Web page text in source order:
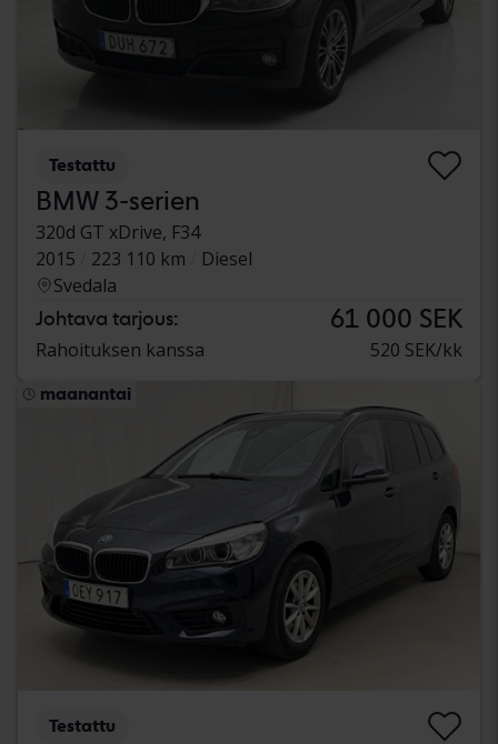
Testattu
BMW 3-serien
320d GT xDrive, F34
2015
223 110 km
Diesel
Svedala
Johtava tarjous: 61 000 SEK
Rahoituksen kanssa 520 SEK/kk
maanantai
Testattu